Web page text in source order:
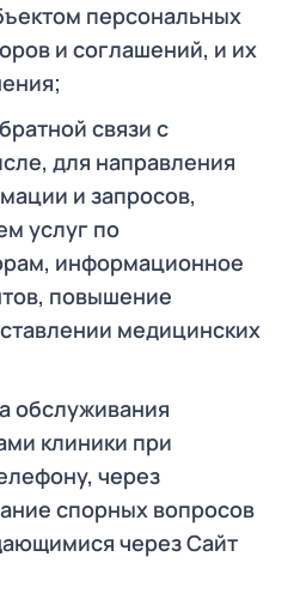
персональных
и соглашений, и их
связи с
для направления
и запросов,
услуг по
информационное
повышение
медицинских
обслуживания
клиники при
через
спорных вопросов
через Сайт